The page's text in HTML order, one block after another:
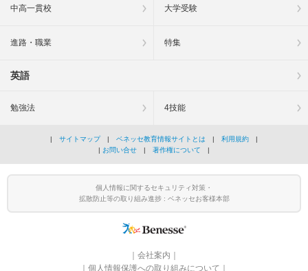
中高一貫校 大学受験
進路・職業 特集
英語
勉強法 4技能
| サイトマップ| ベネッセ教育情報サイトとは | 利用規約 |
| お問い合せ | 著作権について |
個人情報に関するセキュリティ対策・
拡散防止等の取り組み進捗 : ベネッセお客様本部
会社案内
個人情報保護への取り組みについて